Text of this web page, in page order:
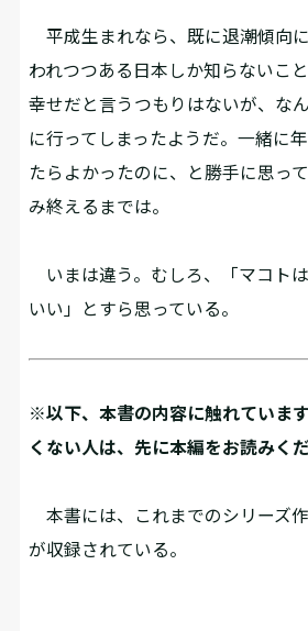
平成生まれなら、既に退潮傾向
われつつある日本しか知らないこ
幸せだと言うつもりはないが、な
に行ってしまったようだ。一緒に
たらよかったのに、と勝手に思
み終えるまでは。
いまは違う。むしろ、「マコト
いい」とすら思っている。
※以下、本書の内容に触れていま
くない人は、先に本編をお読みくだ
本書には、これまでのシリーズ
が収録されている。